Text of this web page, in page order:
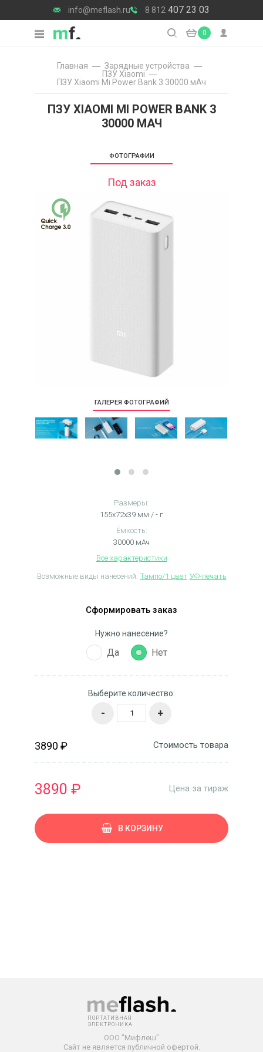
info@meflash.ru 8 812 407 23 03
0
Главная
Зарядные уcтройства
ПЗУ Xiaomi
ПЗУ Xiaomi Mi Power Bank 3 30000 мАч
ПЗУ XIAOMI MI POWER BANK 3
30000 МАЧ
ФОТОГРАФИИ
Под заказ
ГАЛЕРЕЯ ФОТОГРАФИЙ
Размеры:
155х72х39 мм / - г
Ёмкость:
30000 мАч
Все характеристики
Возможные виды нанесений: Тампо/1 цвет УФ-печать
Сформировать заказ
Нужно нанесение?
Да Нет
Выберите количество:
- +
3890 ₽ Стоимость товара
3890 ₽ Цена за тираж
В КОРЗИНУ
ООО "Мифлеш"
Сайт не является публичной офертой.
ПОРТАТИВНАЯ
ЭЛЕКТРОНИКА